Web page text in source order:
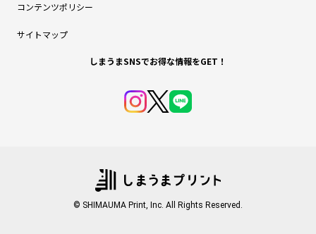
コンテンツポリシー
サイトマップ
しまうまSNSでお得な情報をGET！
© SHIMAUMA Print, Inc. All Rights Reserved.